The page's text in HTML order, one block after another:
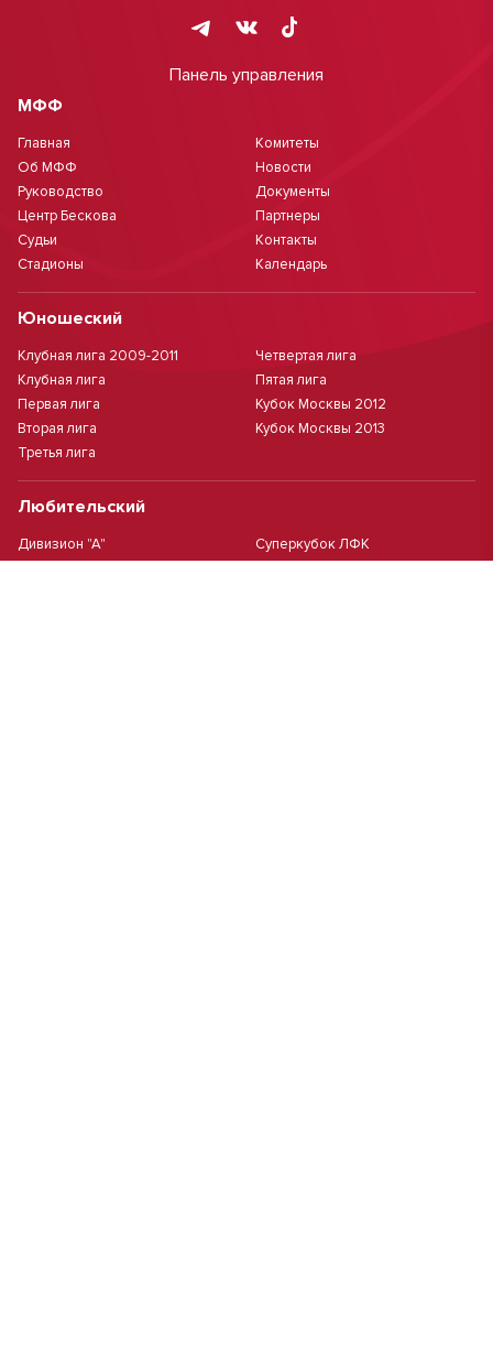
Панель управления
МФФ
Главная
Об МФФ
Руководство
Центр Бескова
Судьи
Стадионы
Комитеты
Новости
Документы
Партнеры
Контакты
Календарь
Юношеский
Клубная лига 2009-2011
Клубная лига
Первая лига
Вторая лига
Третья лига
Четвертая лига
Пятая лига
Кубок Москвы 2012
Кубок Москвы 2013
Любительский
Дивизион "А"
Суперкубок ЛФК